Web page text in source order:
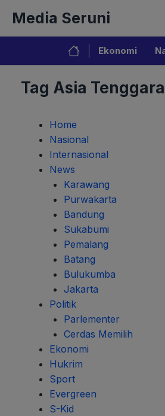
isi
Media Seruni
Ekonomi
Tag Asia Tenggara
Home
Nasional
Internasional
News
Karawang
Purwakarta
Bandung
Sukabumi
Pemalang
Batang
Bulukumba
Jakarta
Politik
Parlementer
Cerdas Memilih
Ekonomi
Hukrim
Sport
Evergreen
S-Kid